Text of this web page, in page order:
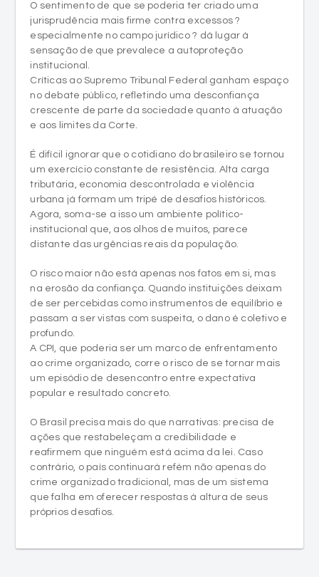
O sentimento de que se poderia ter criado uma
jurisprudência mais firme contra excessos ?
especialmente no campo jurídico ? dá lugar à
sensação de que prevalece a autoproteção
institucional.
Críticas ao Supremo Tribunal Federal ganham espaço
no debate público, refletindo uma desconfiança
crescente de parte da sociedade quanto à atuação
e aos limites da Corte.
É difícil ignorar que o cotidiano do brasileiro se tornou
um exercício constante de resistência. Alta carga
tributária, economia descontrolada e violência
urbana já formam um tripé de desafios históricos.
Agora, soma-se a isso um ambiente político-
institucional que, aos olhos de muitos, parece
distante das urgências reais da população.
O risco maior não está apenas nos fatos em si, mas
na erosão da confiança. Quando instituições deixam
de ser percebidas como instrumentos de equilíbrio e
passam a ser vistas com suspeita, o dano é coletivo e
profundo.
A CPI, que poderia ser um marco de enfrentamento
ao crime organizado, corre o risco de se tornar mais
um episódio de desencontro entre expectativa
popular e resultado concreto.
O Brasil precisa mais do que narrativas: precisa de
ações que restabeleçam a credibilidade e
reafirmem que ninguém está acima da lei. Caso
contrário, o país continuará refém não apenas do
crime organizado tradicional, mas de um sistema
que falha em oferecer respostas à altura de seus
próprios desafios.